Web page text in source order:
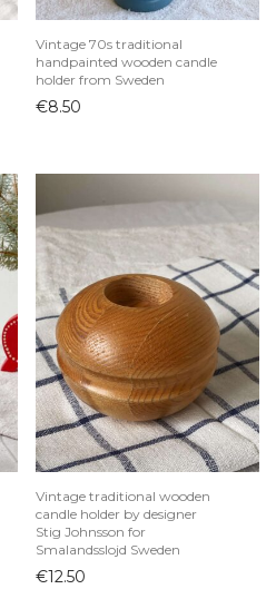
Vintage 70s traditional
handpainted wooden candle
holder from Sweden
€8.50
Vintage traditional wooden
candle holder by designer
Stig Johnsson for
Smalandsslojd Sweden
€12.50